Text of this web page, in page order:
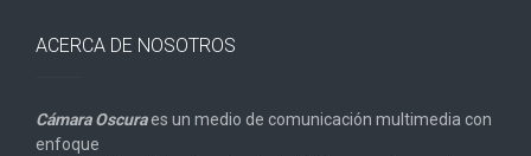
ACERCA DE NOSOTROS
Cámara Oscuraes un medio de comunicación multimedia con
enfoque